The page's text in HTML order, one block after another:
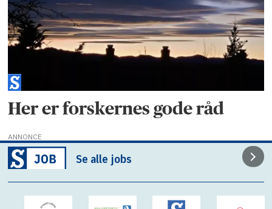
Her er forskernes gode råd
ANNONCE
Se alle jobs